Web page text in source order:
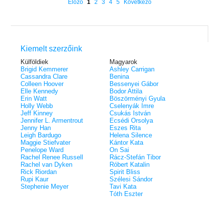
- Szélben sodródó
lángok udvara (Tüskék és rózsák
udvara 5.)
Különleges éldekorált kiadás! -
Előző 1 2 3 4 5 Következő
Kiemelt szerzőink
Külföldiek
Brigid Kemmerer
Cassandra Clare
Colleen Hoover
Elle Kennedy
Erin Watt
Holly Webb
Jeff Kinney
Jennifer L. Armentrout
Jenny Han
Leigh Bardugo
Maggie Stiefvater
Penelope Ward
Rachel Renee Russell
Rachel van Dyken
Rick Riordan
Rupi Kaur
Stephenie Meyer
Magyarok
Ashley Carrigan
Benina
Bessenyei Gábor
Bodor Attila
Böszörményi Gyula
Cselenyák Imre
Csukás István
Ecsédi Orsolya
Eszes Rita
Helena Silence
Kántor Kata
On Sai
Rácz-Stefán Tibor
Róbert Katalin
Spirit Bliss
Szélesi Sándor
Tavi Kata
Tóth Eszter